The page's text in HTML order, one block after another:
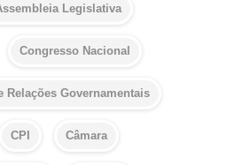
Legislativa
Congresso Nacional
Relações Governamentais
CPI Câmara